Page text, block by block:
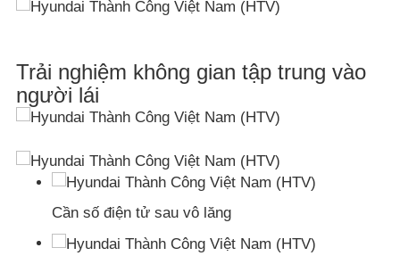
Trải nghiệm không gian tập trung vào
người lái
Cần số điện tử sau vô lăng